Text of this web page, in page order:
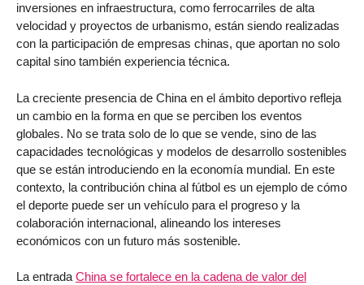
inversiones en infraestructura, como ferrocarriles de alta
velocidad y proyectos de urbanismo, están siendo realizadas
con la participación de empresas chinas, que aportan no solo
capital sino también experiencia técnica.
La creciente presencia de China en el ámbito deportivo refleja
un cambio en la forma en que se perciben los eventos
globales. No se trata solo de lo que se vende, sino de las
capacidades tecnológicas y modelos de desarrollo sostenibles
que se están introduciendo en la economía mundial. En este
contexto, la contribución china al fútbol es un ejemplo de cómo
el deporte puede ser un vehículo para el progreso y la
colaboración internacional, alineando los intereses
económicos con un futuro más sostenible.
La entradaChina se fortalece en la cadena de valor del